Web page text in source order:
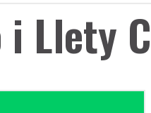
i Llety